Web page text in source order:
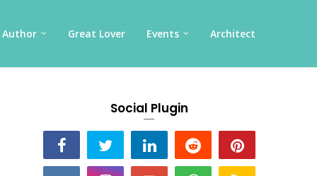
Author Great Lover Events Architect
Social Plugin